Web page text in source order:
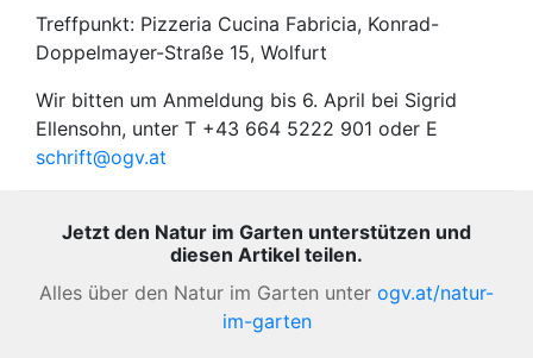
Treffpunkt: Pizzeria Cucina Fabricia, Konrad-
Doppelmayer-Straße 15, Wolfurt
Wir bitten um Anmeldung bis 6. April bei Sigrid
Ellensohn, unter T +43 664 5222 901 oder E
schrift@ogv.at
Jetzt den Natur im Garten unterstützen und
diesen Artikel teilen.
Alles über den Natur im Garten unter ogv.at/natur-
im-garten